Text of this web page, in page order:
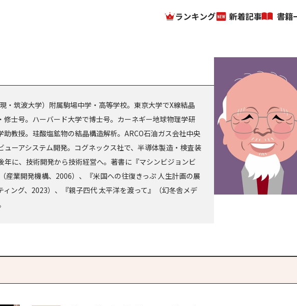
ランキング 新着記事 書籍
・筑波大学）附属駒場中学・高等学校。東京大学でX線結晶
修士号。ハーバード大学で博士号。カーネギー地球物理学研
助教授。珪酸塩鉱物の結晶構造解析。ARCO石油ガス会社中央
ーアシステム開発。コグネックス社で、半導体製造・検査装
年に、技術開発から技術経営へ。著書に『マシンビジョンビ
産業開発機構、2006）、『米国への往復きっぷ 人生計画の展
ィング、2023）、『親子四代 太平洋を渡って』（幻冬舎メデ